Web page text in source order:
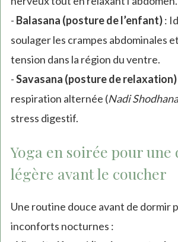
- Balasana (posture de l’enfant):
soulager les crampes abdominales
tension dans la région du ventre.
-Savasana (posture de relaxation)
respiration alternée (Nadi Shodhana
stress digestif.
Yoga en soirée pour une
légère avant le coucher
Une routine douce avant de dormir
inconforts nocturnes :